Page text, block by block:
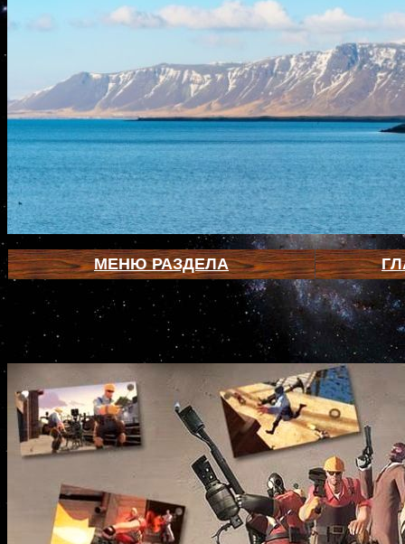
МЕНЮ РАЗДЕЛА